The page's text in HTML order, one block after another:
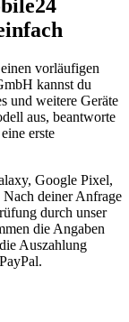
vorläufigen
kannst du
und weitere Geräte
aus, beantworte
erste
Google Pixel,
deiner Anfrage
durch unser
die Angaben
Auszahlung